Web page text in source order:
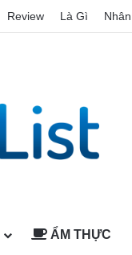
Review Là Gì
ẨM THỰC